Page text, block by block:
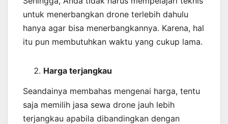
untuk menerbangkan drone terlebih dahulu
hanya agar bisa menerbangkannya. Karena, hal
itu pun membutuhkan waktu yang cukup lama.
Harga terjangkau
Seandainya membahas mengenai harga, tentu
saja memilih jasa sewa drone jauh lebih
terjangkau apabila dibandingkan dengan